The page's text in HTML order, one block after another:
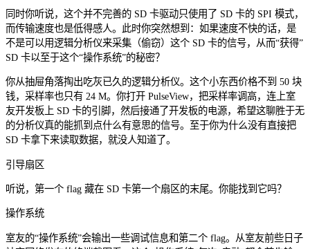
同时你听说，这个并不完善的 SD 卡驱动只使用了 SD 卡的 SPI 模式，
而传输速度也是低得感人。此时你突然想到：如果速度不快的话，是
不是可以用逻辑分析仪来采集（偷窃）这个 SD 卡的信号，从而“获得”
SD 卡以至于这个“操作系统”的秘密？
你从抽屉角落掏出吃灰已久的逻辑分析仪。这个小东西价格不到 50 块
钱，采样率也只有 24 M。你打开 PulseView，把采样率调高，连上室
友开发板上 SD 卡的引脚，然后接通了开发板的电源，希望这聊胜于无
的分析仪真的能抓到点什么有意思的信号。至于你为什么没有直接把
SD 卡拿下来读取数据，就没人知道了。
引导扇区
听说，第一个 flag 藏在 SD 卡第一个扇区的末尾。你能找到它吗？
操作系统
室友的“操作系统”会输出一些调试信息和第二个 flag。从室友前些日子